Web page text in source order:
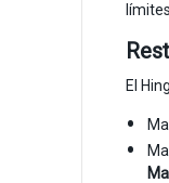
El